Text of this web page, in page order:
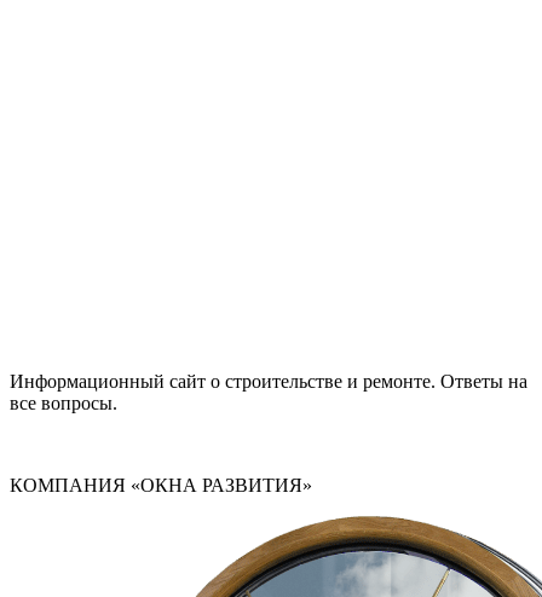
Информационный сайт о строительстве и ремонте. Ответы на
все вопросы.
КОМПАНИЯ «ОКНА РАЗВИТИЯ»